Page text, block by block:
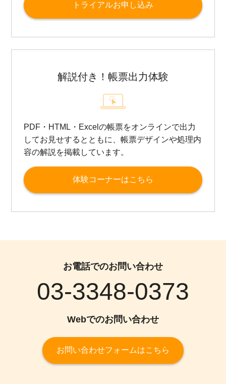
トライアルお申し込み
解説付き！帳票出力体験
PDF・HTML・Excelの帳票をオンラインで出力
してお見せするとともに、帳票デザインや処理内
容の解説を掲載しています。
体験コーナーはこちら
お電話でのお問い合わせ
03-3348-0373
Webでのお問い合わせ
お問い合わせフォームはこちら